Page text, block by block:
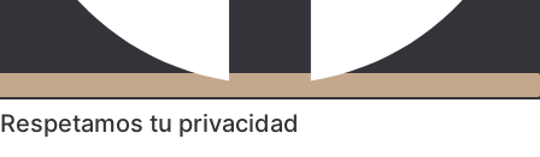
Respetamos tu privacidad